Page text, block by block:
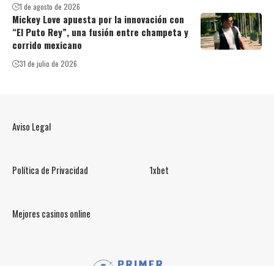
1 de agosto de 2026
Mickey Love apuesta por la innovación con
“El Puto Rey”, una fusión entre champeta y
corrido mexicano
31 de julio de 2026
Aviso Legal
Política de Privacidad 1xbet
Mejores casinos online